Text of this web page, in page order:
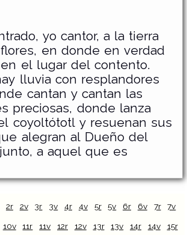
yo cantor, a la tierra
en donde en verdad
el lugar del contento.
lluvia con resplandores
cantan y cantan las
preciosas, donde lanza
coyoltótotl y resuenan sus
alegran al Dueño del
a aquel que es
2r 2v 3r 3v 4r 4v 5r 5v 6r 6v 7r 7v
10v 11r 11v 12r 12v 13r 13v 14r 14v 15r